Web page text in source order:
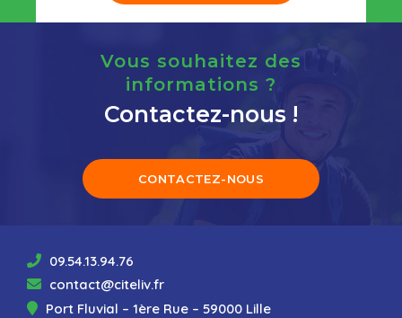
Vous souhaitez des
informations ?
Contactez-nous !
CONTACTEZ-NOUS
09.54.13.94.76
contact@citeliv.fr
Port Fluvial – 1ère Rue – 59000 Lille